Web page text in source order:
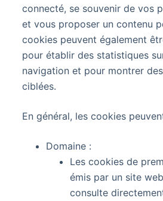
connecté, se souvenir de vos
et vous proposer un contenu
cookies peuvent également
pour établir des statistiques
navigation et pour montrer
ciblées.
En général, les cookies
Domaine :
Les cookies de
émis par un site
consulte